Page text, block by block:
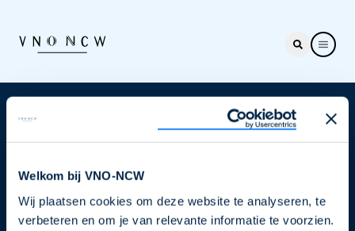
Welkom bij VNO-NCW
Wij plaatsen cookies om deze website te analyseren, te
verbeteren en om je van relevante informatie te voorzien.
Nieuwsbrief
je nu in voor de VNO-NCW nieuwsbrief.
Schrijf je in